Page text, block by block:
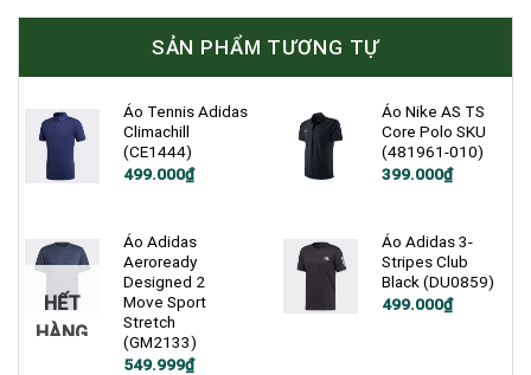
SẢN PHẨM TƯƠNG TỰ
Áo Tennis Adidas
Climachill
(CE1444)
Giá
499.000₫
Giá
499.000₫.
Áo Nike AS TS
Core Polo SKU
(481961-010)
Giá
399.000₫
Giá
399.000₫.
HẾT
HÀNG
Áo Adidas
Aeroready
Designed 2
Move Sport
Stretch
(GM2133)
Giá
549.999₫
Giá
Áo Adidas 3-
Stripes Club
Black (DU0859)
Giá
499.000₫
Giá